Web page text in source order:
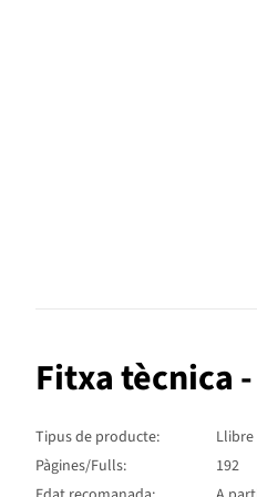
Fitxa tècnica
Tipus de producte:
Llibre
Pàgines/Fulls:
192